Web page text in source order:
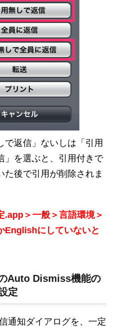
で返信」ないしは「引用
」を選ぶと、引用付きで
た後で引用が削除されま
.app＞一般＞言語環境＞
Englishにしていないと
Auto Dismiss機能の
定
通知ダイアログを、一定